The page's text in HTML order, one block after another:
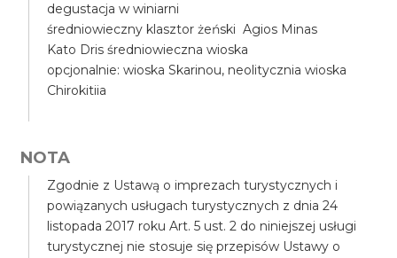
degustacja w winiarni
średniowieczny klasztor żeński Agios Minas
Kato Dris średniowieczna wioska
opcjonalnie: wioska Skarinou, neolitycznia wioska
Chirokitiia
NOTA
Zgodnie z Ustawą o imprezach turystycznych i
powiązanych usługach turystycznych z dnia 24
listopada 2017 roku Art. 5 ust. 2 do niniejszej usługi
turystycznej nie stosuje się przepisów Ustawy o